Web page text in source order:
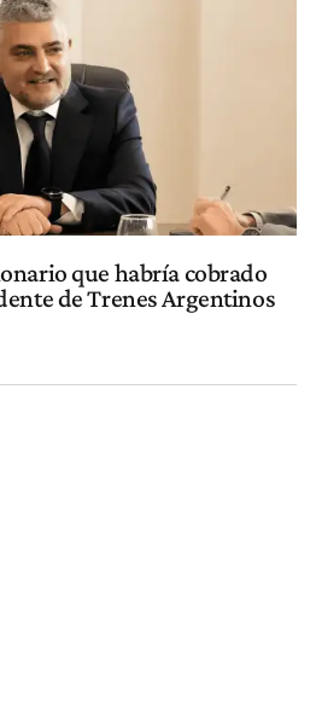
que habría cobrado
de Trenes Argentinos